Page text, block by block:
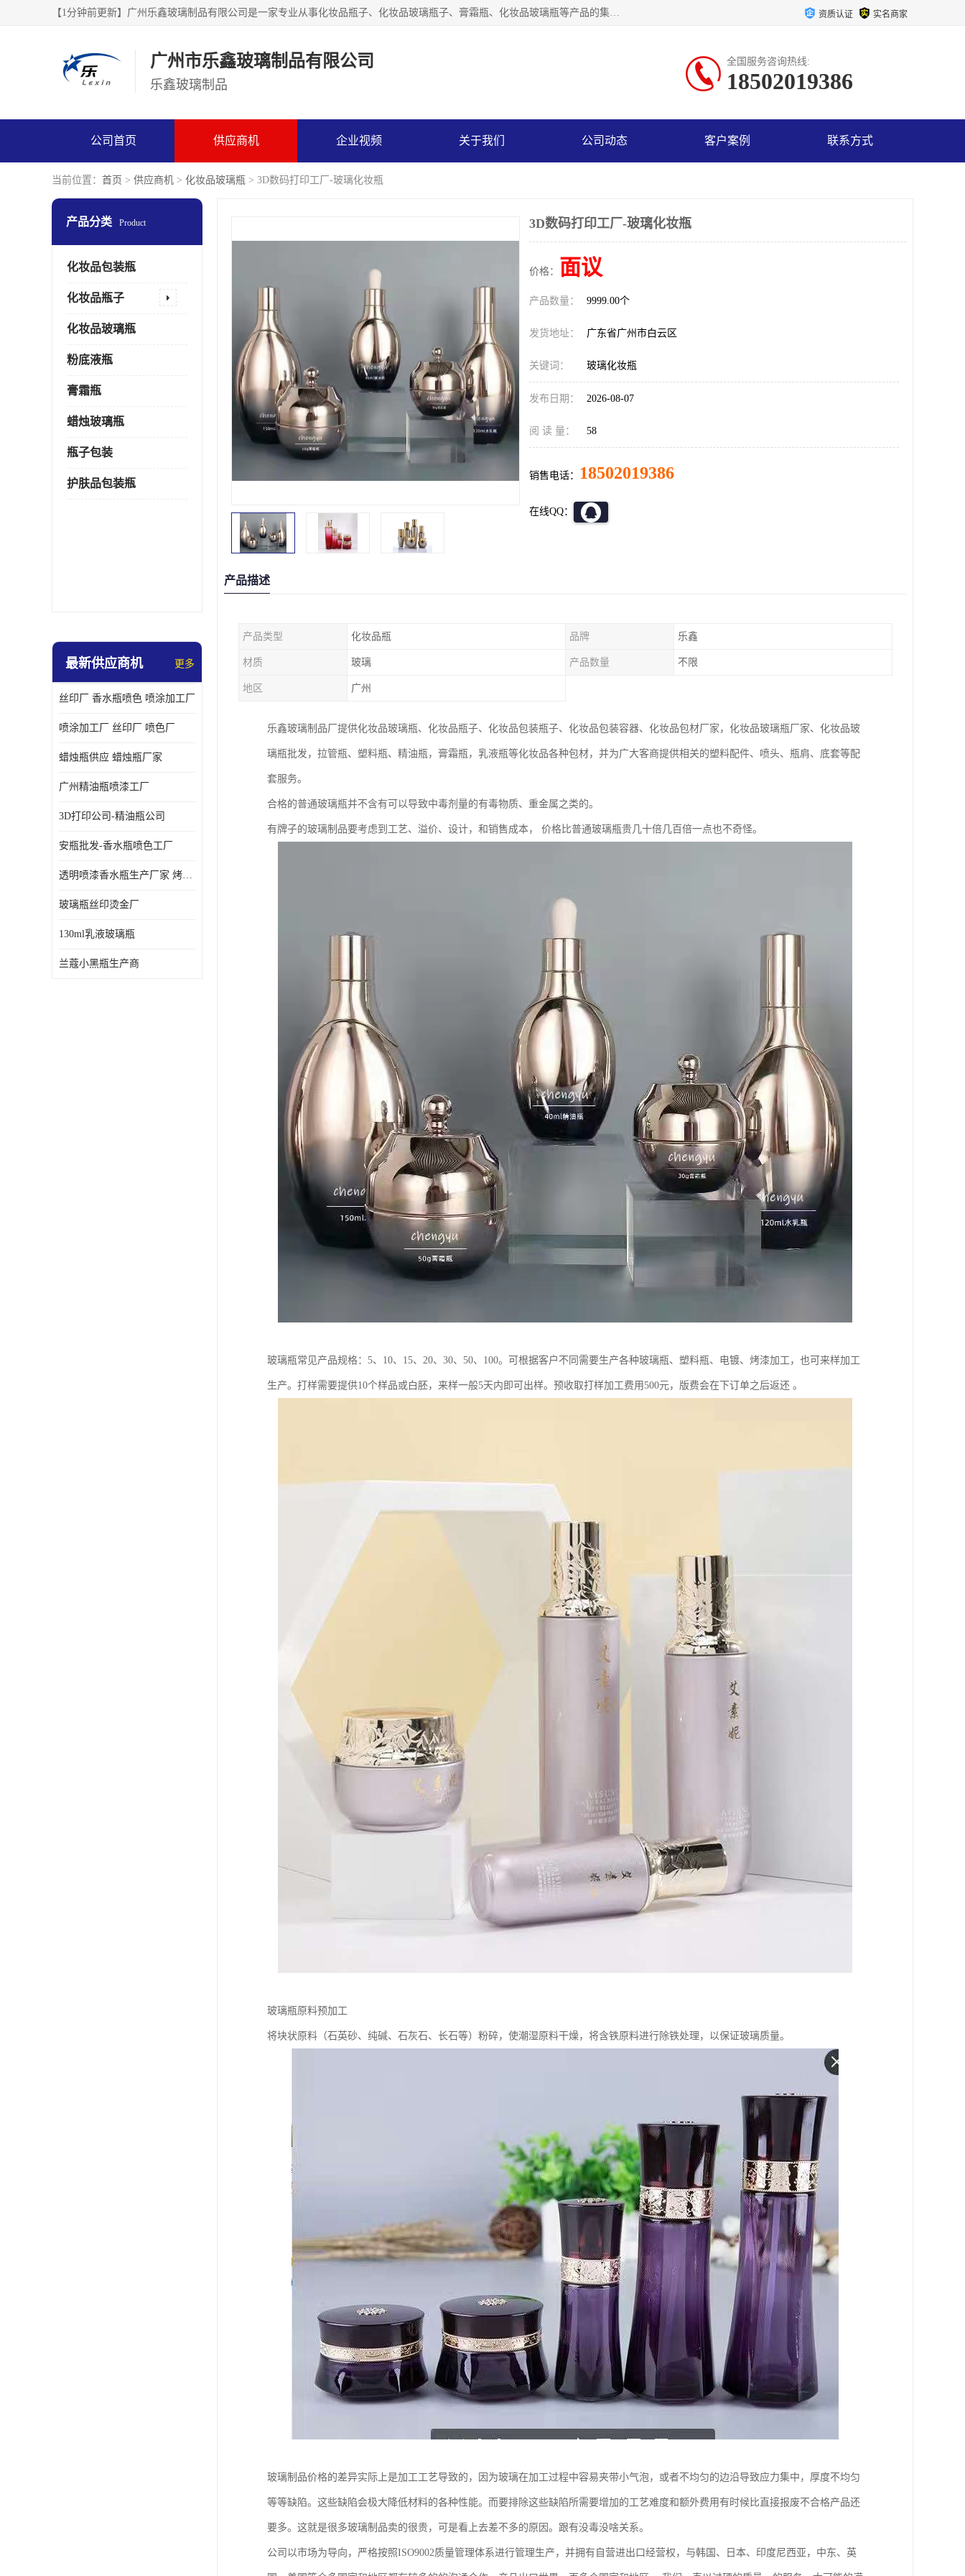
【1分钟前更新】广州乐鑫玻璃制品有限公司是一家专业从事化妆品瓶子、化妆品玻璃瓶子、膏霜瓶、化妆品玻璃瓶等产品的集开发研制、生产、销售于一体的实业型玻璃制品生产企业。产品从设计、开模、试样、生产、蒙砂、抛光、喷涂、高低温单色及多色印刷，烫金（银）到交货实现一条龙服务。 资质认证 实名商家
广州市乐鑫玻璃制品有限公司
乐鑫玻璃制品
全国服务咨询热线:
18502019386
公司首页 供应商机 企业视频 关于我们 公司动态 客户案例 联系方式
当前位置： 首页 > 供应商机 > 化妆品玻璃瓶 > 3D数码打印工厂-玻璃化妆瓶
产品分类 Product
化妆品包装瓶
化妆品瓶子
化妆品玻璃瓶
粉底液瓶
膏霜瓶
蜡烛玻璃瓶
瓶子包装
护肤品包装瓶
最新供应商机 更多
丝印厂 香水瓶喷色 喷涂加工厂
喷涂加工厂 丝印厂 喷色厂
蜡烛瓶供应 蜡烛瓶厂家
广州精油瓶喷漆工厂
3D打印公司-精油瓶公司
安瓶批发-香水瓶喷色工厂
透明喷漆香水瓶生产厂家 烤漆抛光香水瓶厂家
玻璃瓶丝印烫金厂
130ml乳液玻璃瓶
兰蔻小黑瓶生产商
3D数码打印工厂-玻璃化妆瓶
价格： 面议
产品数量： 9999.00个
发货地址： 广东省广州市白云区
关键词： 玻璃化妆瓶
发布日期： 2026-08-07
阅 读 量： 58
销售电话： 18502019386
在线QQ：
产品描述
产品类型 化妆品瓶 品牌 乐鑫
材质 玻璃 产品数量 不限
地区 广州
乐鑫玻璃制品厂提供化妆品玻璃瓶、化妆品瓶子、化妆品包装瓶子、化妆品包装容器、化妆品包材厂家，化妆品玻璃瓶厂家、化妆品玻
璃瓶批发，拉管瓶、塑料瓶、精油瓶，膏霜瓶，乳液瓶等化妆品各种包材，并为广大客商提供相关的塑料配件、喷头、瓶肩、底套等配
套服务。
合格的普通玻璃瓶并不含有可以导致中毒剂量的有毒物质、重金属之类的。
有牌子的玻璃制品要考虑到工艺、溢价、设计，和销售成本， 价格比普通玻璃瓶贵几十倍几百倍一点也不奇怪。
玻璃瓶常见产品规格：5、10、15、20、30、50、100。可根据客户不同需要生产各种玻璃瓶、塑料瓶、电镀、烤漆加工，也可来样加工
生产。打样需要提供10个样品或白胚，来样一般5天内即可出样。预收取打样加工费用500元，版费会在下订单之后返还 。
玻璃瓶原料预加工
将块状原料（石英砂、纯碱、石灰石、长石等）粉碎，使潮湿原料干燥，将含铁原料进行除铁处理，以保证玻璃质量。
玻璃制品价格的差异实际上是加工工艺导致的，因为玻璃在加工过程中容易夹带小气泡，或者不均匀的边沿导致应力集中，厚度不均匀
等等缺陷。这些缺陷会极大降低材料的各种性能。而要排除这些缺陷所需要增加的工艺难度和额外费用有时候比直接报废不合格产品还
要多。这就是很多玻璃制品卖的很贵，可是看上去差不多的原因。跟有没毒没啥关系。
公司以市场为导向，严格按照ISO9002质量管理体系进行管理生产，并拥有自营进出口经营权，与韩国、日本、印度尼西亚，中东、英